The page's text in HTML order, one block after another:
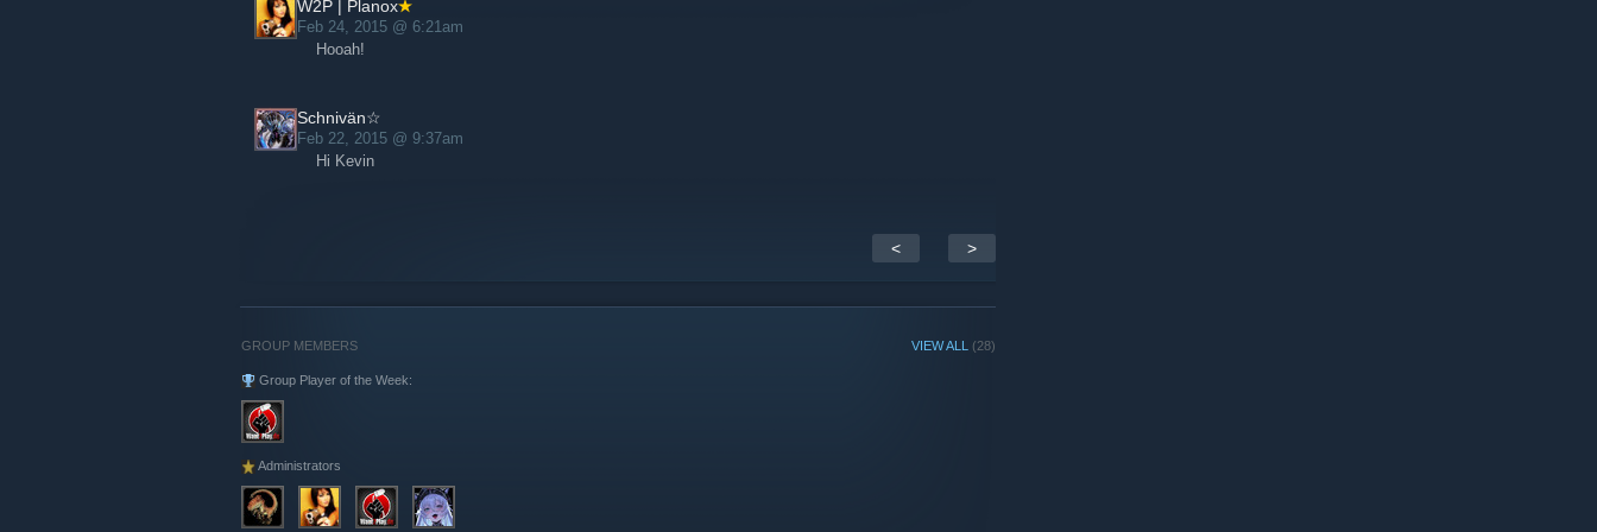
Ausserdem:
Also los gehts!
W2P | Planox
Feb 24, 2015 @ 6:21am
Hooah!
Schnivän☆
Feb 22, 2015 @ 9:37am
Hi Kevin
< >
VIEW ALL (28)
GROUP MEMBERS
Group Player of the Week:
Administrators